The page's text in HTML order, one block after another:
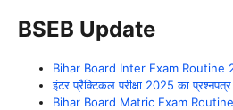
BSEB Update
Bihar Board Inter Exam Routine
इंटर प्रैक्टिकल परीक्षा 2025 का
Bihar Board Matric Exam